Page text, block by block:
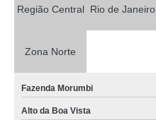
Região Central Rio de Janeiro
Zona Norte
Fazenda Morumbi
Alto da Boa Vista